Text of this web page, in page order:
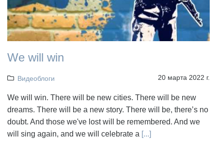
We will win
Видеоблоги 20 марта 2022 г.
We will win. There will be new cities. There will be new
dreams. There will be a new story. There will be, there’s no
doubt. And those we've lost will be remembered. And we
will sing again, and we will celebrate a [...]